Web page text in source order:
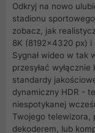
Odkryj na nowo
stadionu
zobacz, jak
8K (8192x4320 px) i
Sygnał wideo w tak
przesyłać
standardy
dynamiczny HDR -
niespotykanej
Twojego telewizora,
dekoderem, lub